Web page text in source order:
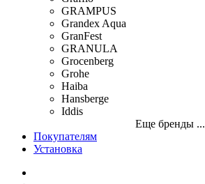
GRAMPUS
Grandex Aqua
GranFest
GRANULA
Grocenberg
Grohe
Haiba
Hansberge
Iddis
Еще бренды ...
Покупателям
Установка